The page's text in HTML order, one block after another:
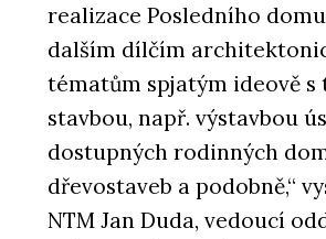
realizace Posledního
dalším dílčím
tématům spjatým ideově s
stavbou, např. výstavbou
dostupných rodinných
dřevostaveb a podobně,“
NTM Jan Duda, vedoucí